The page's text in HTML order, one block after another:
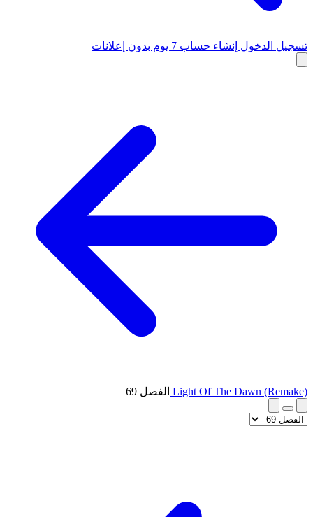
تسجيل الدخول إنشاء حساب 7 يوم بدون إعلانات
Light Of The Dawn (Remake) الفصل 69